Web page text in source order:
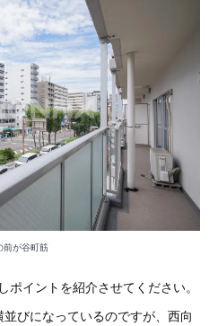
前が谷町筋
ポイントを紹介させてください。
びになっているのですが、西向